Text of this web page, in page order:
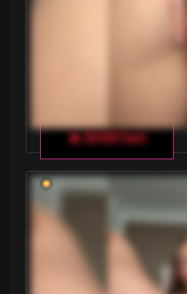
🔥 BABYam